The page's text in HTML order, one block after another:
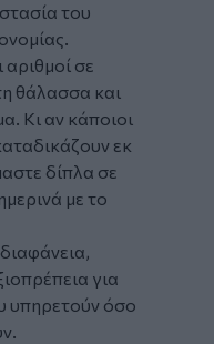
του
αριθμοί σε
θάλασσα και
Κι αν κάποιοι
εκ
δίπλα σε
με το
για
υπηρετούν όσο